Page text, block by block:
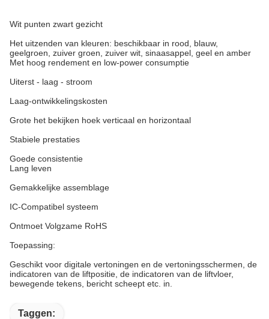
Wit punten zwart gezicht
Het uitzenden van kleuren: beschikbaar in rood, blauw,
geelgroen, zuiver groen, zuiver wit, sinaasappel, geel en amber
Met hoog rendement en low-power consumptie
Uiterst - laag - stroom
Laag-ontwikkelingskosten
Grote het bekijken hoek verticaal en horizontaal
Stabiele prestaties
Goede consistentie
Lang leven
Gemakkelijke assemblage
IC-Compatibel systeem
Ontmoet Volgzame RoHS
Toepassing:
Geschikt voor digitale vertoningen en de vertoningsschermen, de
indicatoren van de liftpositie, de indicatoren van de liftvloer,
bewegende tekens, bericht scheept etc. in.
Taggen: